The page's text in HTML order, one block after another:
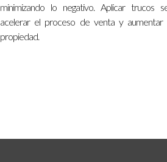
minimizando lo negativo. Aplicar trucos
acelerar el proceso de venta y
propiedad.